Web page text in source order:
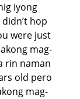
iyong
hop
were just
mag-
rin naman
old pero
mag-